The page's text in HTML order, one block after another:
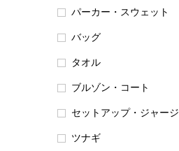
パーカー・スウェット
バッグ
タオル
ブルゾン・コート
セットアップ・ジャージ
ツナギ